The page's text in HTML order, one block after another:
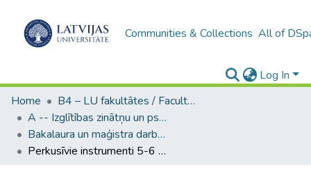
Communities & Collections All of
Log In
Home
B4 – LU fakultātes / Faculties of the UL
A -- Izglītības zinātņu un psiholoģijas fakultāte / Faculty of Education Sciences and Psychology
Bakalaura un maģistra darbi (PPMF) / Bachelor's and Master's theses
Perkusīvie instrumenti 5-6 gadīgu bērnu ritma izjūtas attīstīšanai pirmsskolā